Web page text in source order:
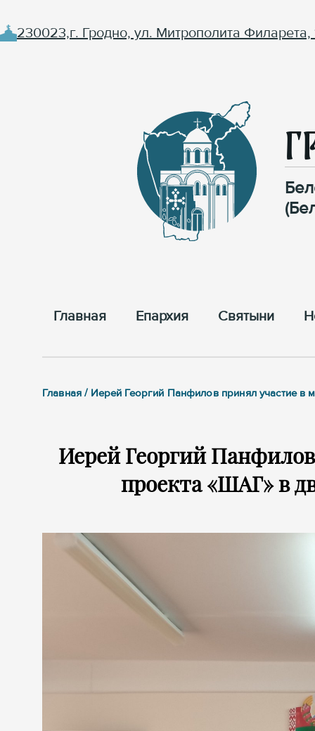
230023,г. Гродно, ул. Митрополита Филарета,
Главная Епархия Cвятыни
Главная / Иерей Георгий Панфилов принял участие в
Иерей Георгий
проекта «ШАГ» в